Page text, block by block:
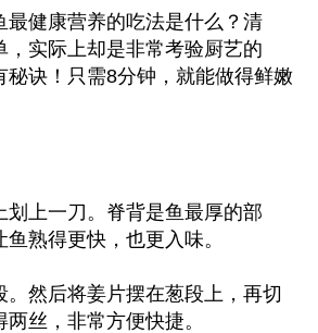
最健康营养的吃法是什么？清
，实际上却是非常考验厨艺的
诀！只需8分钟，就能做得鲜嫩
划上一刀。脊背是鱼最厚的部
熟得更快，也更入味。
。然后将姜片摆在葱段上，再切
丝，非常方便快捷。